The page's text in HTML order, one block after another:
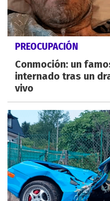
PREOCUPACIÓN
Conmoción: un
internado tras un
vivo